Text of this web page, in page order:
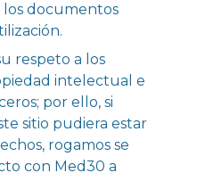
documentos
respeto a los
intelectual e
por ello, si
sitio pudiera estar
rogamos se
con Med30 a